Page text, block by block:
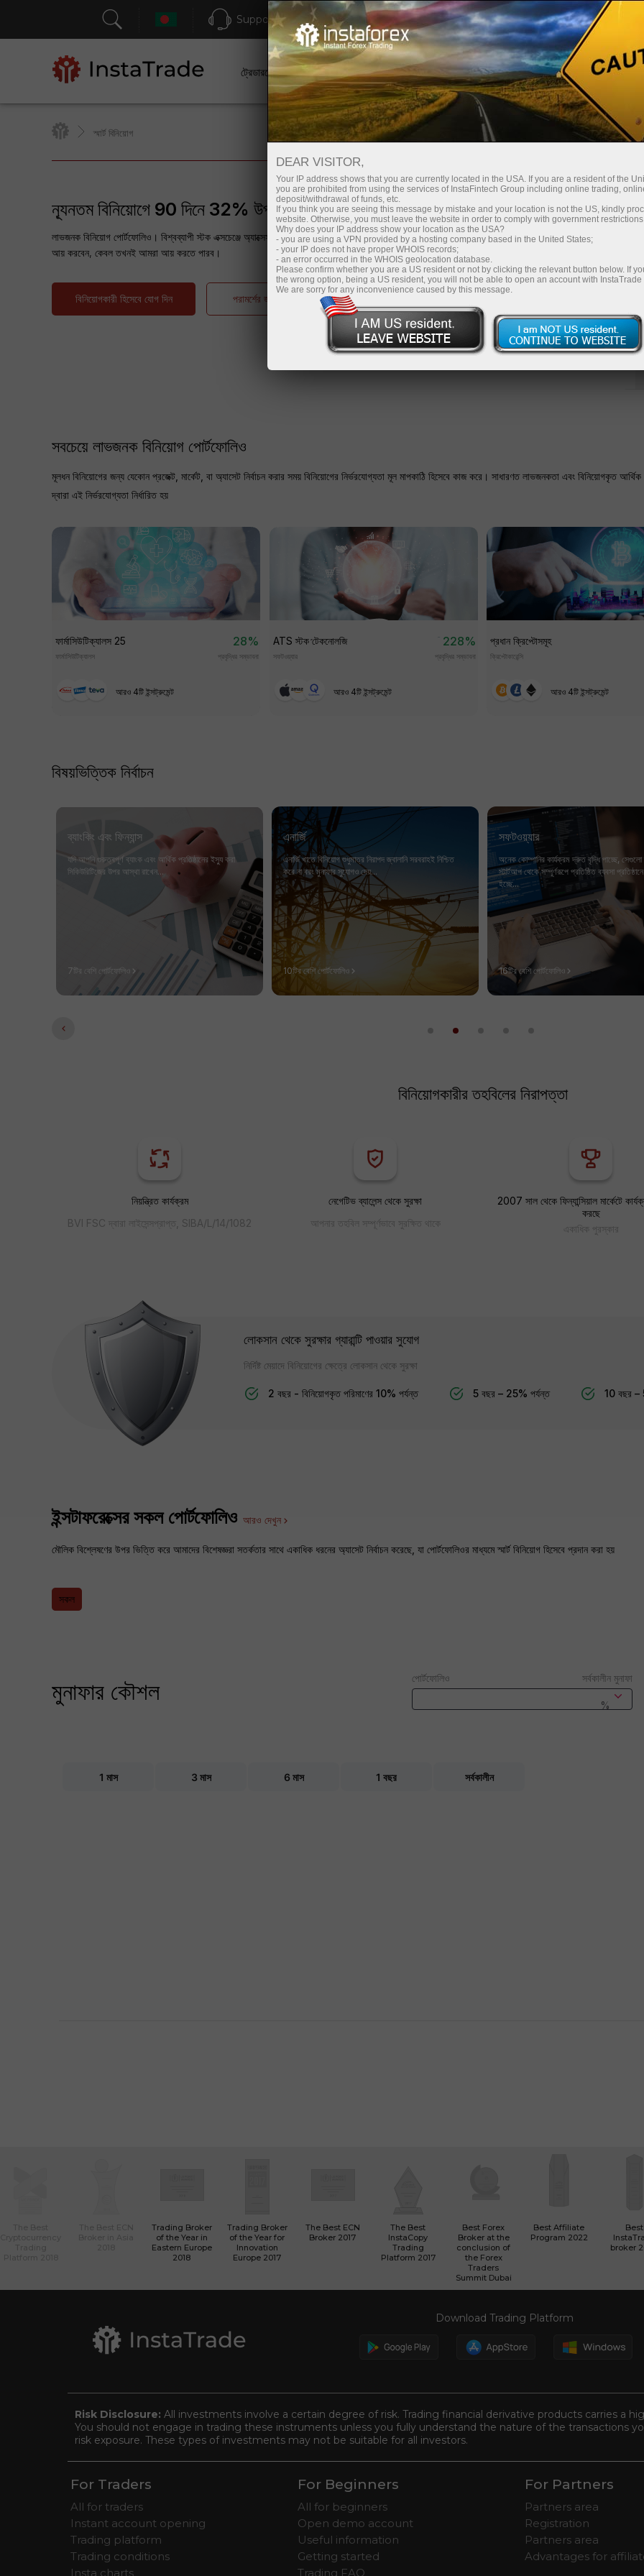
Support Instant account opening Trading Platform
ট্রেডারদের জন্য নতুনদের জন্য পার্টনারদের জন্য কোম্পানির
স্মার্ট বিনিয়োগ
ন্যূনতম বিনিয়োগে 90 দিনে 32% উপার্জন করুন
লাভজনক বিনিয়োগ পোর্টফোলিও। বিশ্বব্যাপী স্টক এক্সচেঞ্জে অ্যাক্সেস। 10 বছরের অভিজ্ঞতাসম্পন্ন বিশেষজ্ঞ। যখন আপনি
আয় করবেন, কেবল তখনই আমরা আয় করতে পারব।
বিনিয়োগকারী হিসেবে যোগ দিন পরামর্শের জন্য অনুরোধ করুন
সবচেয়ে লাভজনক বিনিয়োগ পোর্টফোলিও
মূলধন বিনিয়োগের জন্য যেকোন প্রজেক্ট, মার্কেট, বা অ্যাসেট নির্বাচন করার সময় বিনিয়োগের নির্ভরযোগ্যতা মূল মাপকাঠি হিসেবে কাজ করে। সাধারণত লাভজনকতা এবং বিনিয়োগকৃত
দ্বারা এই নির্ভরযোগ্যতা নির্ধারিত হয়
ফার্মাসিউটিক্যালস 25 28%
ফার্মাসিউটিক্যালস প্রবৃদ্ধির সম্ভাবনা
আরও 4টি ইন্সট্রুমেন্ট
ATS স্টক টেকনোলজি 228%
সফটওয়্যার প্রবৃদ্ধির সম্ভাবনা
আরও 4টি ইন্সট্রুমেন্ট
প্রধান ক্রিপ্টোসমূহ
ক্রিপ্টোকারেন্সি
আরও 4টি ইন্সট্রুমেন্ট
বিষয়ভিত্তিক নির্বাচন
ব্যাংকিং এবং ফিন্যান্স
যদি আপনি গুরুত্বপূর্ণ ব্যাংক এবং আর্থিক প্রতিষ্ঠানের ইস্যু করা
সিকিউরিটিজের উপর আস্থা রাখেন...
7টির বেশি পোর্টফোলিও
এনার্জি
এনার্জি খাতে বিনিয়োগ শুধুমাত্র নিরাপদ জ্বালানি সরবরাহই নিশ্চিত
করে না বরং মুনাফার সুযোগও দেয়...
10টির বেশি পোর্টফোলিও
সফটওয়্যার
অনেক কোম্পানির কার্যক্রম দ্রুত বৃদ্ধি পাচ্ছে,
স্টার্টআপ থেকে সম্পূর্ণরূপে প্রতিষ্ঠিত ব্যবসা
হচ্ছে...
16টির বেশি পোর্টফোলিও
বিনিয়োগকারীর তহবিলের নিরাপত্তা
নিয়ন্ত্রিত কার্যক্রম
BVI FSC দ্বারা লাইসেন্সপ্রাপ্ত, SIBA/L/14/1082
নেগেটিভ ব্যালেন্স থেকে সুরক্ষা
আপনার তহবিল সম্পূর্ণভাবে সুরক্ষিত থাকে
2007 সাল থেকে ফিন্যান্সিয়াল মার্কেটে
করছে
একাধিক পুরস্কার
লোকসান থেকে সুরক্ষার গ্যারান্টি পাওয়ার সুযোগ
নির্দিষ্ট মেয়াদে বিনিয়োগের ক্ষেত্রে লোকসান থেকে সুরক্ষা
2 বছর - বিনিয়োগকৃত পরিমাণের 10% পর্যন্ত 5 বছর – 25% পর্যন্ত 10 বছর –
ইন্সটাফরেক্সের সকল পোর্টফোলিও আরও দেখুন
মৌলিক বিশ্লেষণের উপর ভিত্তি করে আমাদের বিশেষজ্ঞরা সতর্কতার সাথে একাধিক ধরনের অ্যাসেট নির্বাচন করেছে, যা পোর্টফোলিওর মাধ্যমে স্মার্ট বিনিয়োগ হিসেবে প্রদান করা হয়
সকল
মুনাফার কৌশল পোর্টফোলিও সর্বকালীন মুনাফা
%
Combination chart with 2 data series.
1 মাস 3 মাস 6 মাস 1 বছর সর্বকালীন
Trading Broker
of the Year in
Eastern Europe
2018
Trading Broker
of the Year for
Innovation
Europe 2017
The Best ECN
Broker 2017
The Best
InstaCopy
Trading
Platform 2017
Best Forex
Broker at the
conclusion of
the Forex
Traders
Summit Dubai
Best Affiliate
Program 2022
Best
broker
Download Trading Platform
Risk Disclosure: All investments involve a certain degree of risk. Trading financial derivative products carries a
You should not engage in trading these instruments unless you fully understand the nature of the transactions
risk exposure. These types of investments may not be suitable for all investors.
For Traders
All for traders
Instant account opening
Trading platform
Trading conditions
Insta charts
For Beginners
All for beginners
Open demo account
Useful information
Getting started
Trading FAQ
For Partners
Partners area
Registration
Partners area
Advantages for
DEAR VISITOR,
Your IP address shows that you are currently located in the USA. If you are a resident of the
you are prohibited from using the services of InstaFintech Group including online trading,
deposit/withdrawal of funds, etc.
If you think you are seeing this message by mistake and your location is not the US, kindly
website. Otherwise, you must leave the website in order to comply with government
Why does your IP address show your location as the USA?
- you are using a VPN provided by a hosting company based in the United States;
- your IP does not have proper WHOIS records;
- an error occurred in the WHOIS geolocation database.
Please confirm whether you are a US resident or not by clicking the relevant button below. If
the wrong option, being a US resident, you will not be able to open an account with InstaTrade
We are sorry for any inconvenience caused by this message.